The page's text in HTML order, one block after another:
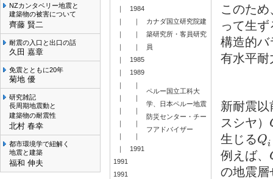
NZカンタベリー地震と
建築物の被害について
齊藤 賢二
耐震の入口と出口の話
久田 嘉章
免震とともに20年
菊地 優
研究雑記
長周期地震動と
建築物の耐震性
北村 春幸
都市環境学で紐解く
地震と建築
福和 伸夫
｜
｜
｜
｜
｜
｜
｜
｜
｜
｜
｜
｜
1991
1984
｜
｜
｜
1985
カナダ国立研究院建
築研究所・客員研究
員
1989
｜
｜
｜
｜
｜
1991
ペルー国立工科大
学、日本ペルー地震
防災センター・チー
フアドバイザー
1991
このた
って生
構造的バ
有水平耐
新耐震
スシヤ）
生じるQi
Qi
例えば、
の地震層